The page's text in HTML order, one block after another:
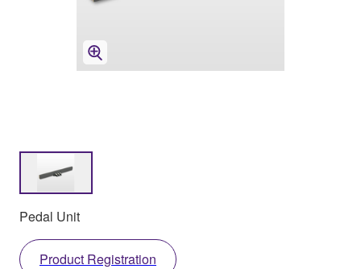
Pedal Unit
Product Registration